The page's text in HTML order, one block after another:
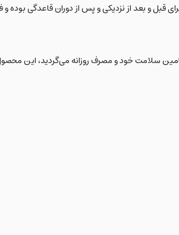
قبل و بعد از نزدیکی و پس از دوران قاعدگی بوده
سلامت خود و مصرف روزانه می‌گردید، این